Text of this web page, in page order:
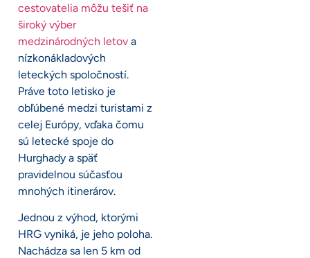
cestovatelia môžu tešiť na
široký výber
medzinárodných letov a
nízkonákladových
leteckých spoločností.
Práve toto letisko je
obľúbené medzi turistami z
celej Európy, vďaka čomu
sú letecké spoje do
Hurghady a späť
pravidelnou súčasťou
mnohých itinerárov.
Jednou z výhod, ktorými
HRG vyniká, je jeho poloha.
Nachádza sa len 5 km od